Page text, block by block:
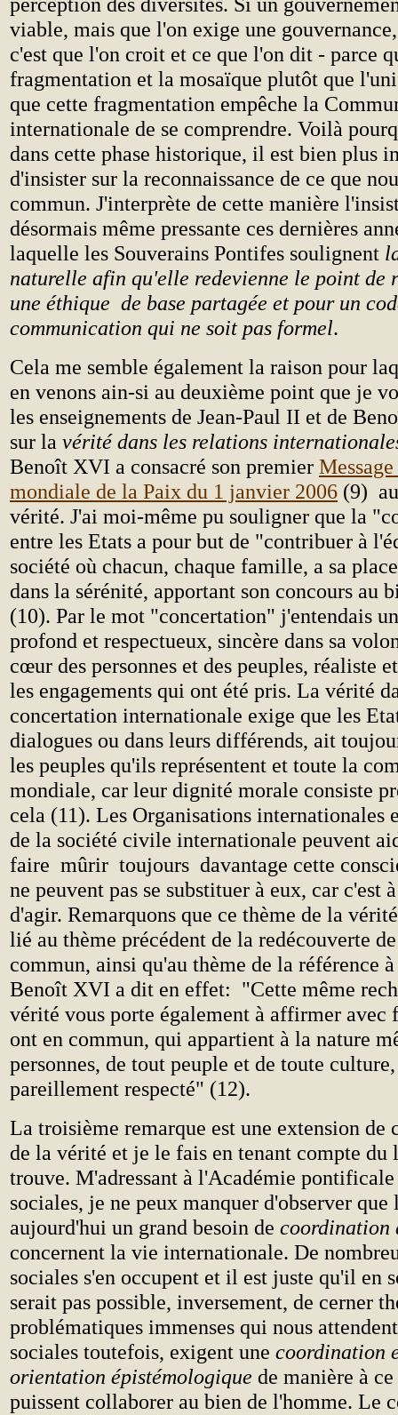
viable, mais que l'on exige une
c'est que l'on croit et ce que l'on dit - parce
fragmentation et la mosaïque plutôt que
que cette fragmentation empêche la
internationale de se comprendre. Voilà
dans cette phase historique, il est bien plus
d'insister sur la reconnaissance de ce que
commun. J'interprète de cette manière
désormais même pressante ces dernières
laquelle les Souverains Pontifes soulignent
naturelle afin qu'elle redevienne le point de
une éthique de base partagée et pour un
communication qui ne soit pas formel.
Cela me semble également la raison pour
en venons ain-si au deuxième point que je
les enseignements de Jean-Paul II et de
sur la vérité dans les relations
Benoît XVI a consacré son premier
mondiale de la Paix du 1 janvier 2006 (9)
vérité. J'ai moi-même pu souligner que la
entre les Etats a pour but de "contribuer à
société où chacun, chaque famille, a sa
dans la sérénité, apportant son concours au
(10). Par le mot "concertation" j'entendais
profond et respectueux, sincère dans sa
cœur des personnes et des peuples, réaliste
les engagements qui ont été pris. La vérité
concertation internationale exige que les
dialogues ou dans leurs différends, ait
les peuples qu'ils représentent et toute la
mondiale, car leur dignité morale consiste
cela (11). Les Organisations internationales
de la société civile internationale peuvent
faire mûrir toujours davantage cette
ne peuvent pas se substituer à eux, car c'est
d'agir. Remarquons que ce thème de la
lié au thème précédent de la redécouverte
commun, ainsi qu'au thème de la référence
Benoît XVI a dit en effet: "Cette même
vérité vous porte également à affirmer avec
ont en commun, qui appartient à la nature
personnes, de tout peuple et de toute
pareillement respecté" (12).
La troisième remarque est une extension de
de la vérité et je le fais en tenant compte du
trouve. M'adressant à l'Académie pontificale
sociales, je ne peux manquer d'observer que
aujourd'hui un grand besoin de coordination
concernent la vie internationale. De
sociales s'en occupent et il est juste qu'il en
serait pas possible, inversement, de cerner
problématiques immenses qui nous
sociales toutefois, exigent une coordination
orientation épistémologique de manière à
puissent collaborer au bien de l'homme. Le